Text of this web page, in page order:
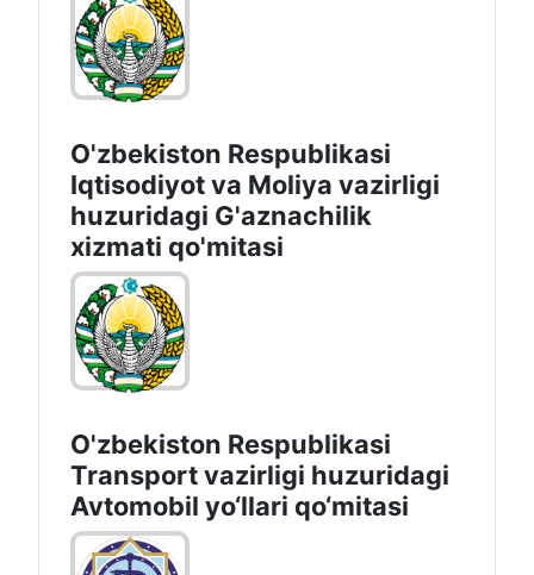
O'zbekiston Respublikasi
Iqtisodiyot vа Moliya vazirligi
huzuridagi G'aznachilik
xizmati qo'mitasi
O'zbekiston Respublikasi
Transport vazirligi huzuridagi
Avtomobil yo‘llari qo‘mitasi